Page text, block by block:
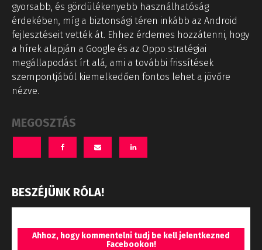
gyorsabb, és gördülékenyebb használhatóság
érdekében, míg a biztonsági téren inkább az Android
fejlesztéseit vették át. Ehhez érdemes hozzátenni, hogy
a hírek alapján a Google és az Oppo stratégiai
megállapodást írt alá, ami a további frissítések
szempontjából kiemelkedően fontos lehet a jövőre
nézve.
MEGOSZTÁS
BESZÉJÜNK RÓLA!
Ahhoz, hogy kommentelni tudj be kell jelentkezned
Facebookon!